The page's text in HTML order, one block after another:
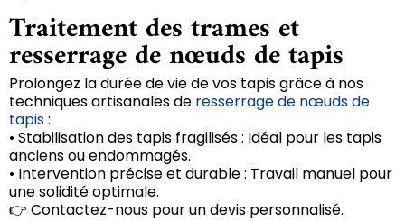
Traitement des trames et
resserrage de nœuds de tapis
Prolongez la durée de vie de vos tapis grâce à nos
techniques artisanales de resserrage de nœuds de
tapis:
• Stabilisation des tapis fragilisés : Idéal pour les tapis
anciens ou endommagés.
• Intervention précise et durable : Travail manuel pour
une solidité optimale.
👉 Contactez-nous pour un devis personnalisé.